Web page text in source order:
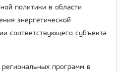
политики в области
энергетической
соответствующего субъекта
программ в